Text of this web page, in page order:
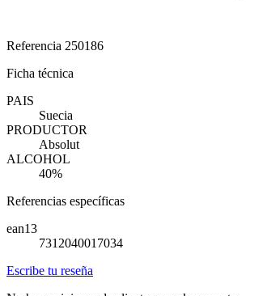
Referencia 250186
Ficha técnica
PAIS
Suecia
PRODUCTOR
Absolut
ALCOHOL
40%
Referencias específicas
ean13
7312040017034
Escribe tu reseña